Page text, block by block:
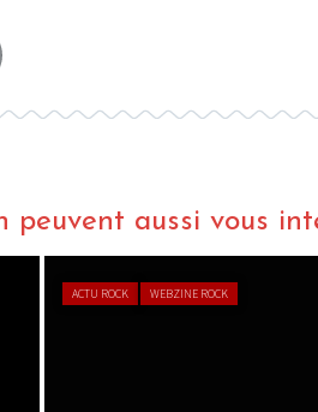
aussi vous
ACTU ROCK WEBZINE ROCK